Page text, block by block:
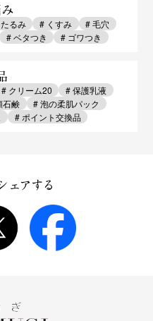
るみ # くすみ
# 毛穴
# ベタつき # ゴワつき
# クリーム20
# 保護乳液
石鹸
# 泡の柔肌パック
# ポイント交換品
ェアする